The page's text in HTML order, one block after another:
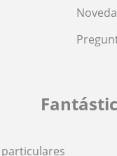
particulares